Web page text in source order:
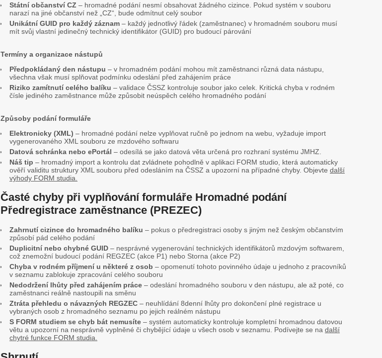
Státní občanství CZ – hromadné podání nesmí obsahovat žádného cizince. Pokud systém v souboru
narazí na jiné občanství než „CZ“, bude odmítnut celý soubor
Unikátní GUID pro každý záznam – každý jednotlivý řádek (zaměstnanec) v hromadném souboru musí
mít svůj vlastní jedinečný technický identifikátor (GUID) pro budoucí párování
Termíny a organizace nástupů
Předpokládaný den nástupu – v hromadném podání mohou mít zaměstnanci různá data nástupu,
všechna však musí splňovat podmínku odeslání před zahájením práce
Riziko zamítnutí celého balíku – validace ČSSZ kontroluje soubor jako celek. Kritická chyba v rodném
čísle jediného zaměstnance může způsobit neúspěch celého hromadného podání
Způsoby podání formuláře
Elektronicky (XML) – hromadné podání nelze vyplňovat ručně po jednom na webu, vyžaduje import
vygenerovaného XML souboru ze mzdového softwaru
Datová schránka nebo ePortál – odesílá se jako datová věta určená pro rozhraní systému JMHZ.
Náš tip – hromadný import a kontrolu dat zvládnete pohodlně v aplikaci FORM studio, která automaticky
ověří validitu struktury XML souboru před odesláním na ČSSZ a upozorní na případné chyby. Objevte další
výhody FORM studia.
Časté chyby při vyplňování formuláře Hromadné podání
Předregistrace zaměstnance (PREZEC)
Zahrnutí cizince do hromadného balíku – pokus o předregistraci osoby s jiným než českým občanstvím
způsobí pád celého podání
Duplicitní nebo chybné GUID – nesprávné vygenerování technických identifikátorů mzdovým softwarem,
což znemožní budoucí podání REGZEC (akce P1) nebo Storna (akce P2)
Chyba v rodném příjmení u některé z osob – opomenutí tohoto povinného údaje u jednoho z pracovníků
v seznamu zablokuje zpracování celého souboru
Nedodržení lhůty před zahájením práce – odeslání hromadného souboru v den nástupu, ale až poté, co
zaměstnanci reálně nastoupili na směnu
Ztráta přehledu o návazných REGZEC – neuhlídání 8denní lhůty pro dokončení plné registrace u
vybraných osob z hromadného seznamu po jejich reálném nástupu
S FORM studiem se chyb bát nemusíte – systém automaticky kontroluje kompletní hromadnou datovou
větu a upozorní na nesprávně vyplněné či chybějící údaje u všech osob v seznamu. Podívejte se na další
chytré funkce FORM studia.